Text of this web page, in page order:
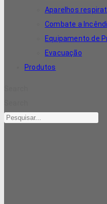
Aparelhos
Combate a
Equipamento de
Evacuação
Produtos